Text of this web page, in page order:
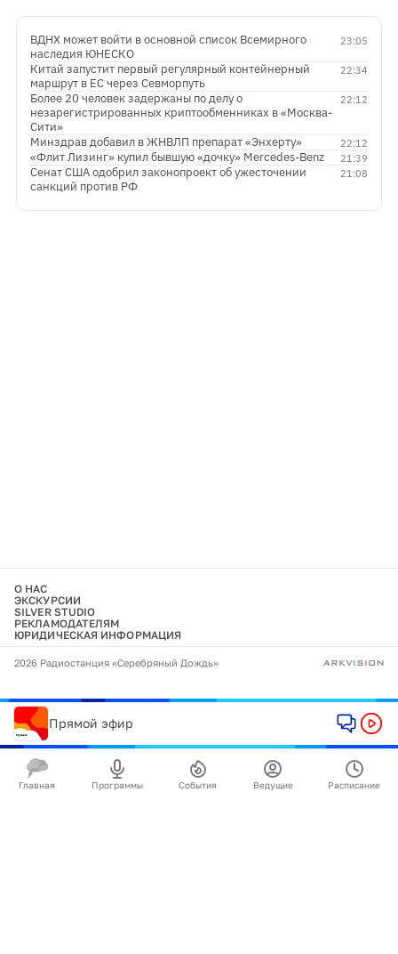
23:05
ВДНХ может войти в основной список Всемирного
наследия ЮНЕСКО
22:34
Китай запустит первый регулярный контейнерный
маршрут в ЕС через Севморпуть
22:12
Более 20 человек задержаны по делу о
незарегистрированных криптообменниках в «Москва-
Сити»
22:12
Минздрав добавил в ЖНВЛП препарат «Энхерту»
21:39
«Флит Лизинг» купил бывшую «дочку» Mercedes-Benz
21:08
Сенат США одобрил законопроект об ужесточении
санкций против РФ
О НАС
ЭКСКУРСИИ
SILVER STUDIO
РЕКЛАМОДАТЕЛЯМ
ЮРИДИЧЕСКАЯ ИНФОРМАЦИЯ
2026 Радиостанция «Серебряный Дождь»
Прямой эфир
Главная Программы События Ведущие Расписание